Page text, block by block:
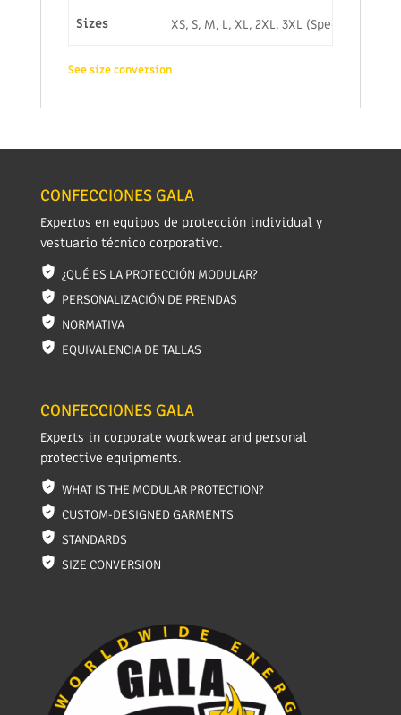
Sizes XS, S, M, L, XL, 2XL, 3XL (Special sizes
See size conversion
CONFECCIONES GALA
Expertos en equipos de protección individual y
vestuario técnico corporativo.
¿QUÉ ES LA PROTECCIÓN MODULAR?
PERSONALIZACIÓN DE PRENDAS
NORMATIVA
EQUIVALENCIA DE TALLAS
CONFECCIONES GALA
Experts in corporate workwear and personal
protective equipments.
WHAT IS THE MODULAR PROTECTION?
CUSTOM-DESIGNED GARMENTS
STANDARDS
SIZE CONVERSION